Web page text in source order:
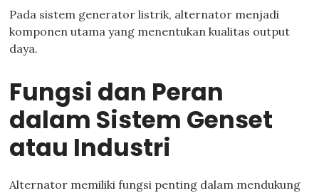
Pada sistem generator listrik, alternator menjadi
komponen utama yang menentukan kualitas output
daya.
Fungsi dan Peran
dalam Sistem Genset
atau Industri
Alternator memiliki fungsi penting dalam mendukung